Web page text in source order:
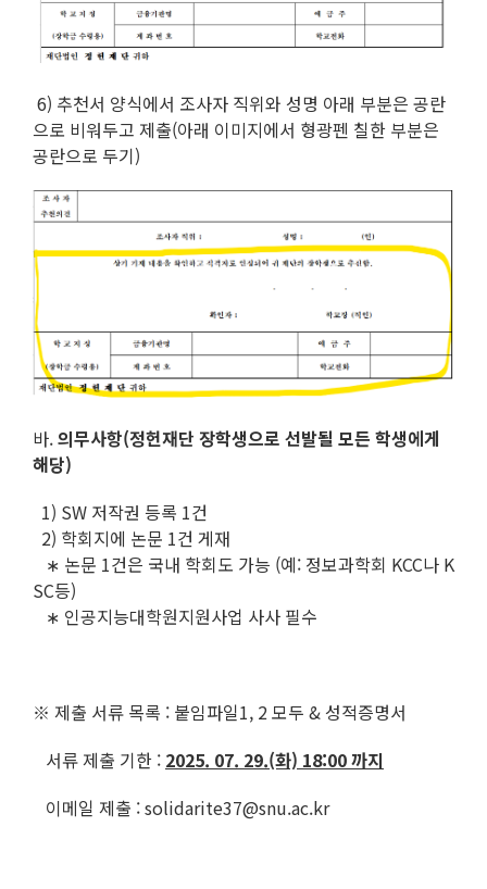
6) 추천서 양식에서 조사자 직위와 성명 아래 부분은 공란
으로 비워두고 제출(아래 이미지에서 형광펜 칠한 부분은
공란으로 두기)
바.의무사항(정헌재단 장학생으로 선발될 모든 학생에게
해당)
1) SW 저작권 등록 1건
2) 학회지에 논문 1건 게재
∗ 논문 1건은 국내 학회도 가능 (예: 정보과학회 KCC나 K
SC등)
∗ 인공지능대학원지원사업 사사 필수
※ 제출 서류 목록 : 붙임파일1, 2 모두 & 성적증명서
서류 제출 기한 : 2025. 07. 29.(화) 18:00 까지
이메일 제출 : solidarite37@snu.ac.kr